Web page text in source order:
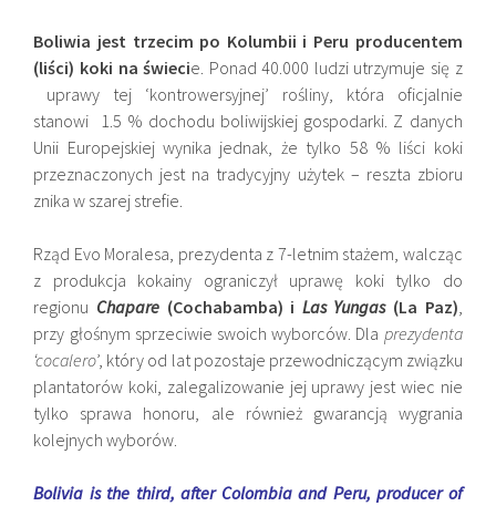
Boliwia jest trzecim po Kolumbii i Peru producentem
(liści) koki na świecie. Ponad 40.000 ludzi utrzymuje się z
uprawy tej ‘kontrowersyjnej’ rośliny, która oficjalnie
stanowi 1.5 % dochodu boliwijskiej gospodarki. Z danych
Unii Europejskiej wynika jednak, że tylko 58 % liści koki
przeznaczonych jest na tradycyjny użytek – reszta zbioru
znika w szarej strefie.
Rząd Evo Moralesa, prezydenta z 7-letnim stażem, walcząc
z produkcja kokainy ograniczył uprawę koki tylko do
regionu Chapare(Cochabamba) i Las Yungas(La Paz)
przy głośnym sprzeciwie swoich wyborców. Dla prezydenta
‘cocalero’, który od lat pozostaje przewodniczącym związku
plantatorów koki, zalegalizowanie jej uprawy jest wiec nie
tylko sprawa honoru, ale również gwarancją wygrania
kolejnych wyborów.
Bolivia is the third, after Colombia and Peru, producer of